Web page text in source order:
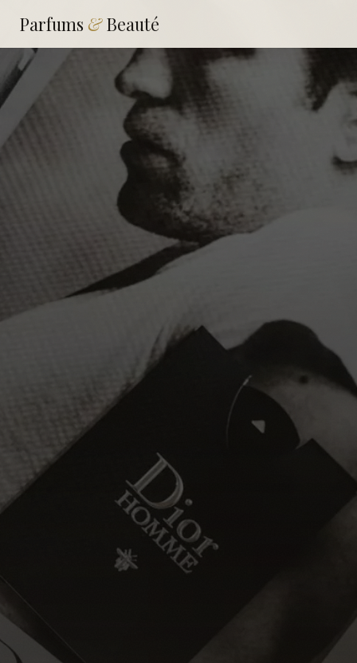
Parfums &Beauté